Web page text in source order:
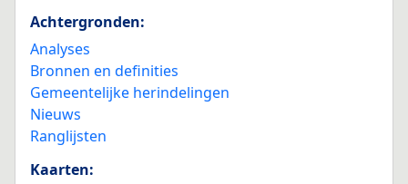
Achtergronden:
Analyses
Bronnen en definities
Gemeentelijke herindelingen
Nieuws
Ranglijsten
Kaarten: